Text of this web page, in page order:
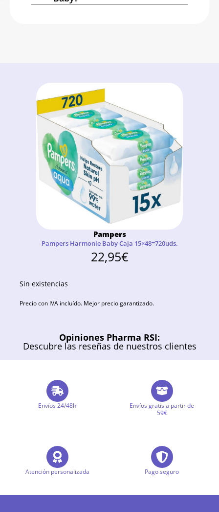
Pampers
Pampers Harmonie Baby Caja 15×48=720uds.
22,95€
Sin existencias
Precio con IVA incluído. Mejor precio garantizado.
Opiniones Pharma RSI:
Descubre las reseñas de nuestros clientes
Envíos 24/48h
Envíos gratis a partir de
59€
Atención personalizada Pago seguro